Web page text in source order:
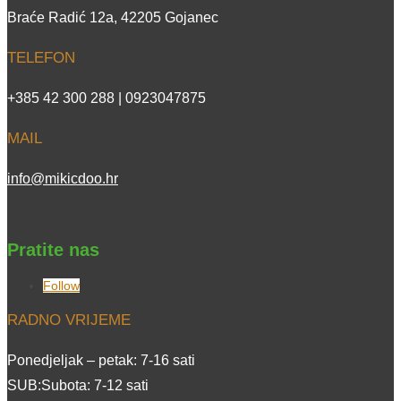
Braće Radić 12a, 42205 Gojanec
TELEFON
+385 42 300 288 | 0923047875
MAIL
info@mikicdoo.hr
Pratite nas
Follow
RADNO VRIJEME
Ponedjeljak – petak: 7-16 sati
SUB:Subota: 7-12 sati